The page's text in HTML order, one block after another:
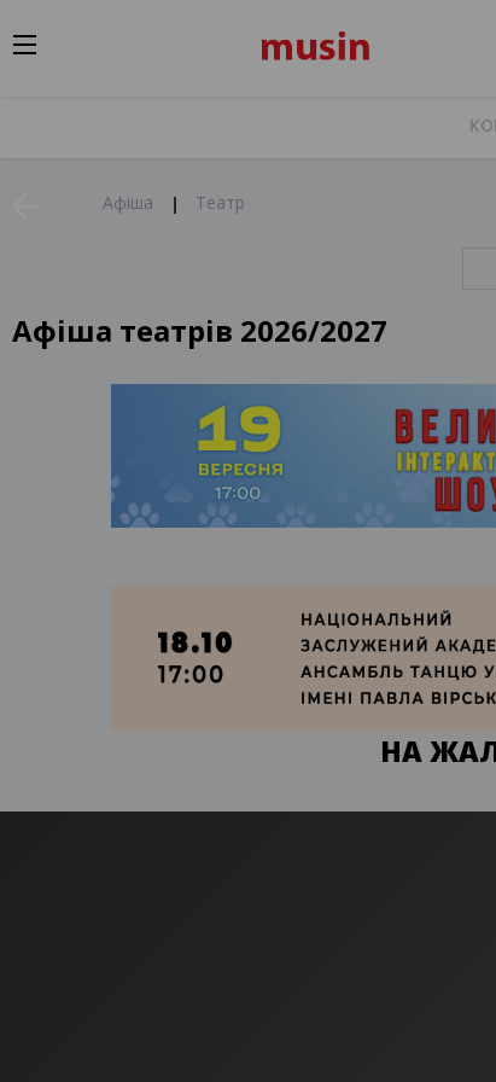
Афіша Театр
Афіша театрів 2026/2027
НА